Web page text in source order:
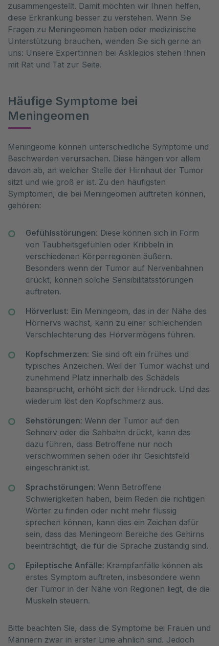
zusammengestellt. Damit möchten wir Ihnen helfen,
diese Erkrankung besser zu verstehen. Wenn Sie
Fragen zu Meningeomen haben oder medizinische
Unterstützung brauchen, wenden Sie sich gerne an
uns: Unsere Expert:innen bei Asklepios stehen Ihnen
mit Rat und Tat zur Seite.
Häufige Symptome bei
Meningeomen
Meningeome können unterschiedliche Symptome und
Beschwerden verursachen. Diese hängen vor allem
davon ab, an welcher Stelle der Hirnhaut der Tumor
sitzt und wie groß er ist. Zu den häufigsten
Symptomen, die bei Meningeomen auftreten können,
gehören:
Gefühlsstörungen: Diese können sich in Form
von Taubheitsgefühlen oder Kribbeln in
verschiedenen Körperregionen äußern.
Besonders wenn der Tumor auf Nervenbahnen
drückt, können solche Sensibilitätsstörungen
auftreten.
Hörverlust: Ein Meningeom, das in der Nähe des
Hörnervs wächst, kann zu einer schleichenden
Verschlechterung des Hörvermögens führen.
Kopfschmerzen: Sie sind oft ein frühes und
typisches Anzeichen. Weil der Tumor wächst und
zunehmend Platz innerhalb des Schädels
beansprucht, erhöht sich der Hirndruck. Und das
wiederum löst den Kopfschmerz aus.
Sehstörungen: Wenn der Tumor auf den
Sehnerv oder die Sehbahn drückt, kann das
dazu führen, dass Betroffene nur noch
verschwommen sehen oder ihr Gesichtsfeld
eingeschränkt ist.
Sprachstörungen: Wenn Betroffene
Schwierigkeiten haben, beim Reden die richtigen
Wörter zu finden oder nicht mehr flüssig
sprechen können, kann dies ein Zeichen dafür
sein, dass das Meningeom Bereiche des Gehirns
beeinträchtigt, die für die Sprache zuständig sind.
Epileptische Anfälle: Krampfanfälle können als
erstes Symptom auftreten, insbesondere wenn
der Tumor in der Nähe von Regionen liegt, die die
Muskeln steuern.
Bitte beachten Sie, dass die Symptome bei Frauen und
Männern zwar in erster Linie ähnlich sind. Jedoch